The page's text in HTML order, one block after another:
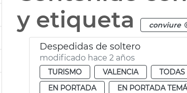
y etiqueta conviure
Despedidas de soltero
modificado hace 2 años
TURISMO VALENCIA TODAS
EN PORTADA
EN PORTADA